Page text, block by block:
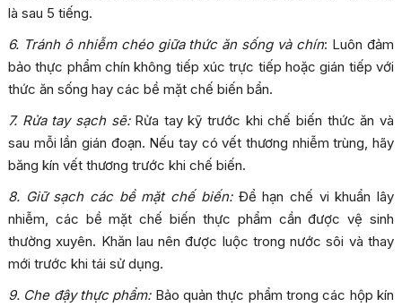
là sau 5 tiếng.
6. Tránh ô nhiễm chéo giữa thức ăn sống và chín: Luôn đảm
bảo thực phẩm chín không tiếp xúc trực tiếp hoặc gián tiếp với
thức ăn sống hay các bề mặt chế biến bẩn.
7. Rửa tay sạch sẽ:Rửa tay kỹ trước khi chế biến thức ăn và
sau mỗi lần gián đoạn. Nếu tay có vết thương nhiễm trùng, hãy
băng kín vết thương trước khi chế biến.
8. Giữ sạch các bề mặt chế biến:Để hạn chế vi khuẩn lây
nhiễm, các bề mặt chế biến thực phẩm cần được vệ sinh
thường xuyên. Khăn lau nên được luộc trong nước sôi và thay
mới trước khi tái sử dụng.
9. Che đậy thực phẩm:Bảo quản thực phẩm trong các hộp kín